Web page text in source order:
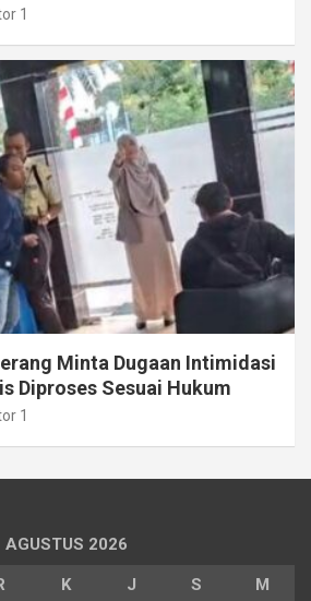
1
Minta Dugaan Intimidasi
Diproses Sesuai Hukum
1
AGUSTUS 2026
K J S M